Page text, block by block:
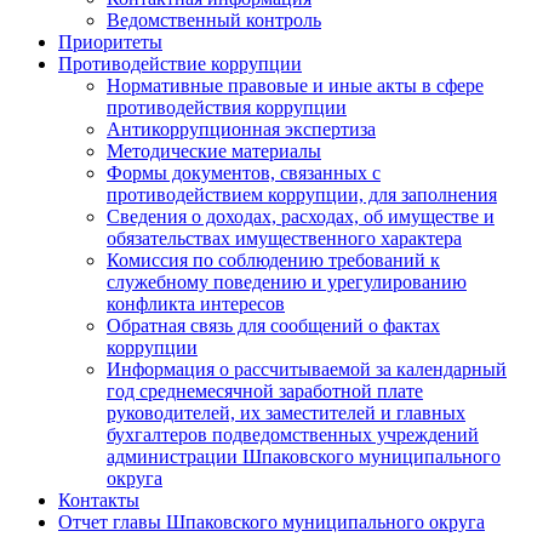
Ведомственный контроль
Приоритеты
Противодействие коррупции
Нормативные правовые и иные акты в сфере
противодействия коррупции
Антикоррупционная экспертиза
Методические материалы
Формы документов, связанных с
противодействием коррупции, для заполнения
Сведения о доходах, расходах, об имуществе и
обязательствах имущественного характера
Комиссия по соблюдению требований к
служебному поведению и урегулированию
конфликта интересов
Обратная связь для сообщений о фактах
коррупции
Информация о рассчитываемой за календарный
год среднемесячной заработной плате
руководителей, их заместителей и главных
бухгалтеров подведомственных учреждений
администрации Шпаковского муниципального
округа
Контакты
Отчет главы Шпаковского муниципального округа